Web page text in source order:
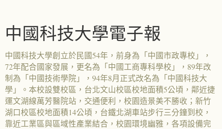
中國科技大學電子報
中國科技大學創立於民國54年，前身為「中國市政專校」，
72年配合國家發展，更名為「中國工商專科學校」，89年改
制為「中國技術學院」，94年8月正式改名為「中國科技大
學」。本校設雙校區，台北文山校區校地面積5公頃，鄰近捷
運文湖線萬芳醫院站，交通便利，校園造景美不勝收；新竹
湖口校區校地面積14公頃，台鐵北湖車站步行三分鐘到校，
靠近工業區與區域性產業結合，校園環境幽雅，各項設備完